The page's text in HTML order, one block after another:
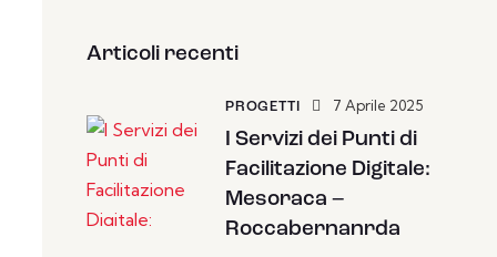
Articoli recenti
PROGETTI 7 Aprile 2025
I Servizi dei Punti di
Facilitazione Digitale:
Mesoraca –
Roccabernanrda